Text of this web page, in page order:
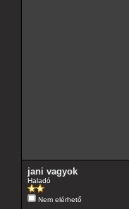
jani vagyok
Haladó
Nem elérhető